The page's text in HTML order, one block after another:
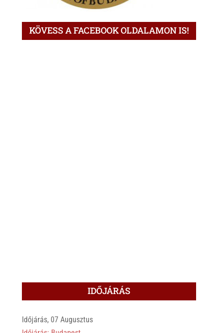
KÖVESS A FACEBOOK OLDALAMON IS!
IDŐJÁRÁS
Időjárás, 07 Augusztus